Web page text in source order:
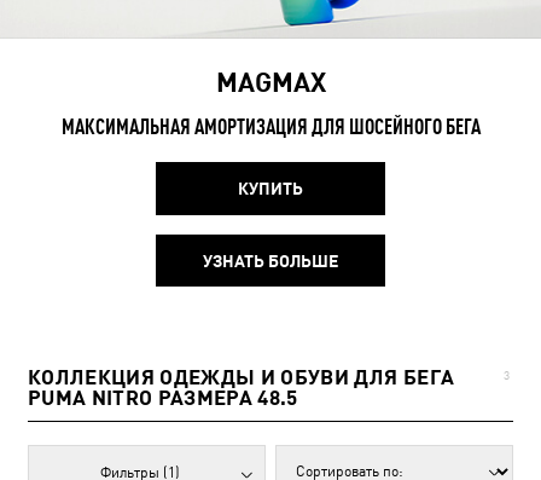
MAGMAX
МАКСИМАЛЬНАЯ АМОРТИЗАЦИЯ ДЛЯ ШОСЕЙНОГО БЕГА
КУПИТЬ
УЗНАТЬ БОЛЬШЕ
КОЛЛЕКЦИЯ ОДЕЖДЫ И ОБУВИ ДЛЯ БЕГА
PUMA NITRO РАЗМЕРА 48.5
3
Фильтры (1)